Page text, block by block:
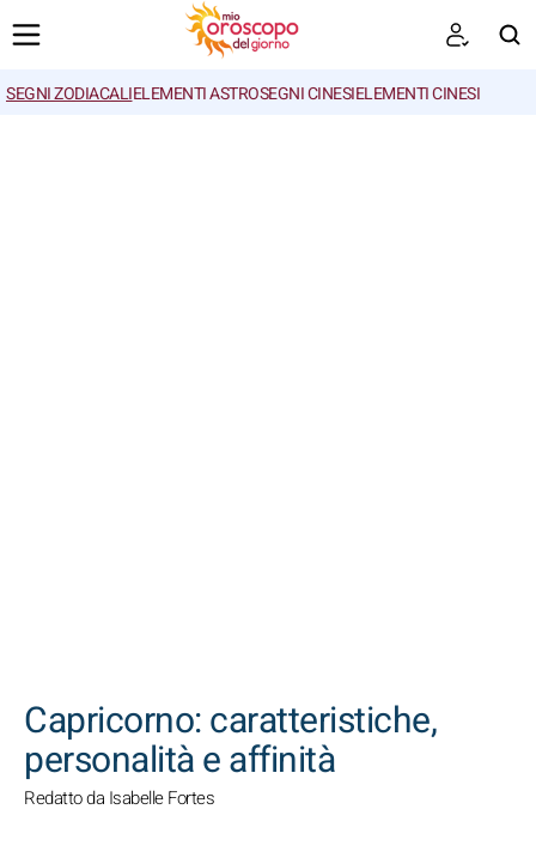
SEGNI ZODIACALIELEMENTI ASTROSEGNI CINESIELEMENTI CINESI
Capricorno: caratteristiche,
personalità e affinità
Redatto da Isabelle Fortes